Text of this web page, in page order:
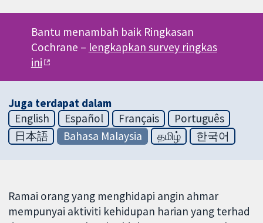
Bantu menambah baik Ringkasan
Cochrane – lengkapkan survey ringkas
ini
Juga terdapat dalam
English
Español Français
Português
日本語
Bahasa Malaysia தமிழ் 한국어
Ramai orang yang menghidapi angin ahmar
mempunyai aktiviti kehidupan harian yang terhad